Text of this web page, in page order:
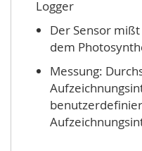
Logger
Der Sensor
dem
Messung: